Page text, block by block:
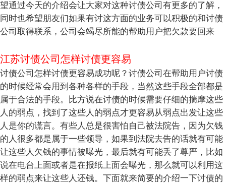
望通过今天的介绍会让大家对这种讨债公司有更多的了解，
同时也希望朋友们如果有讨这方面的业务可以积极的和讨债
公司取得联系，公司会竭尽所能的帮助用户把欠款要回来
江苏讨债公司怎样讨债更容易
讨债公司怎样讨债更容易成功呢？讨债公司在帮助用户讨债
的时候经常会用到各种各样的手段，当然这些手段全部都是
属于合法的手段。比方说在讨债的时候需要仔细的揣摩这些
人的弱点，找到了这些人的弱点才更容易从弱点出发让这些
人是你的谎言。有些人总是很害怕自己被法院告，因为欠钱
的人很多都是属于一些领导，如果到法院去告的话就有可能
让这些人欠钱的事情被曝光，最后就有可能丢了尊严，比如
说在电台上面或者是在报纸上面会曝光，那么就可以利用这
样的弱点来让这些人还钱。下面就来简要的介绍一下讨债的